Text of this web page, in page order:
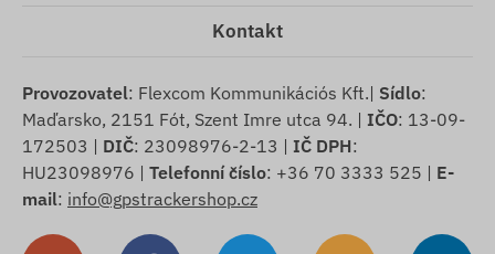
Kontakt
Provozovatel: Flexcom Kommunikációs Kft.| Sídlo:
Maďarsko, 2151 Fót, Szent Imre utca 94. | IČO: 13-09-
172503 | DIČ: 23098976-2-13 | IČ DPH:
HU23098976 | Telefonní číslo: +36 70 3333 525 | E-
mail: info@gpstrackershop.cz